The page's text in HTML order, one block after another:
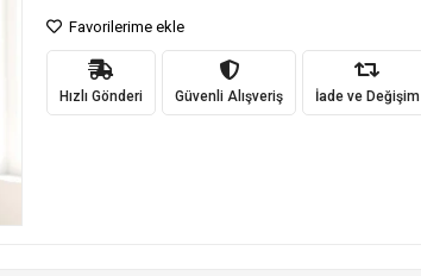
Favorilerime ekle
Hızlı Gönderi Güvenli Alışveriş İade ve Değişim